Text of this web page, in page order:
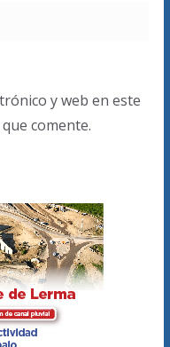
y web en este
comente.